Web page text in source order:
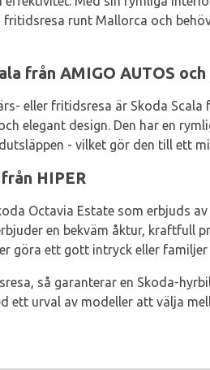
runt Mallorca och
från AMIGO AUTOS och
eller fritidsresa är Skoda Scala
elegant design. Den har en
- vilket gör den till ett
HIPER
Octavia Estate som erbjuds
en bekväm åktur, kraftfull
göra ett gott intryck eller
så garanterar en Skoda-
ett urval av modeller att välja